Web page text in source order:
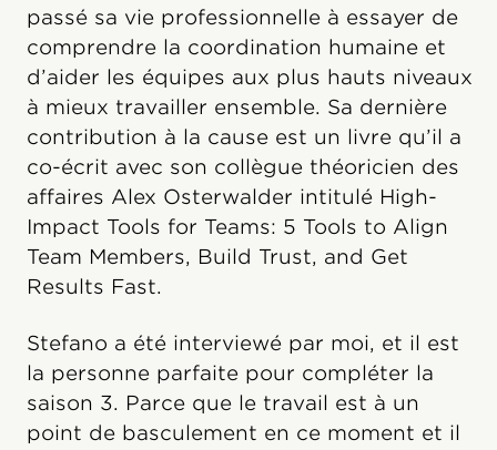
passé sa vie professionnelle à essayer de
comprendre la coordination humaine et
d’aider les équipes aux plus hauts niveaux
à mieux travailler ensemble. Sa dernière
contribution à la cause est un livre qu’il a
co-écrit avec son collègue théoricien des
affaires Alex Osterwalder intitulé High-
Impact Tools for Teams: 5 Tools to Align
Team Members, Build Trust, and Get
Results Fast.
Stefano a été interviewé par moi, et il est
la personne parfaite pour compléter la
saison 3. Parce que le travail est à un
point de basculement en ce moment et il